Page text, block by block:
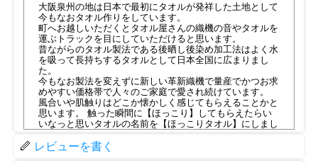
大阪泉州の地は日本で最初にタオルが発祥した土地として
今もなおタオル作りをしています。
町へお越しいただくとタオル屋さんの織機の音やタオルを
運ぶトラックを目にしていただけると思います。
昔ながらのタオル製法である後晒し後染め加工法はよく水
を吸って長持ちするタオルとして日本全国に広まりまし
た。
今もなお製法を変えずに新しい革新織機で量産でかつお求
めやすい価格帯で人々のご家庭で愛され続けています。
風合いや肌触りはどこか懐かしく感じてもらえることかと
思います。 触った瞬間に【ほっこり】してもらえたらい
いなっと思いタオルの名前を【ほっこりタオル】にしまし
「カラーは日本の伝統色を和を大切にして染め上げていま
す。」
レビューを書く